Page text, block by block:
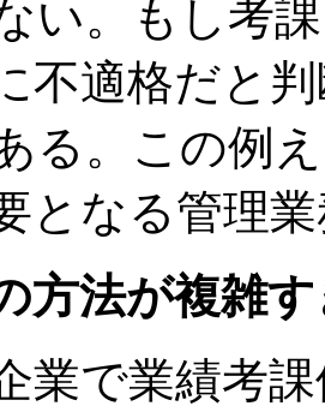
い。もし考
不適格だと
る。この例
となる管理
方法が複雑
業で業績考